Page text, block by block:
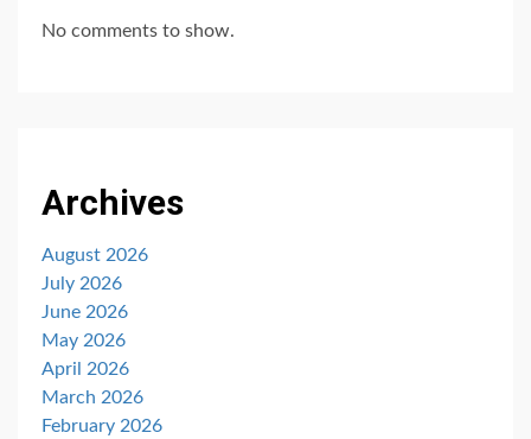
No comments to show.
Archives
August 2026
July 2026
June 2026
May 2026
April 2026
March 2026
February 2026